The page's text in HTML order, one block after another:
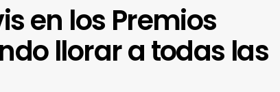
en los Premios
llorar a todas las